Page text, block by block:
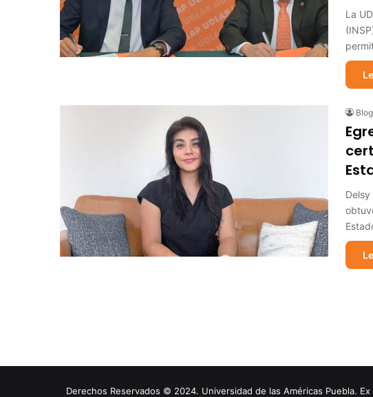
La
Derechos Reservados © 2024. Universidad de las Américas Puebla.